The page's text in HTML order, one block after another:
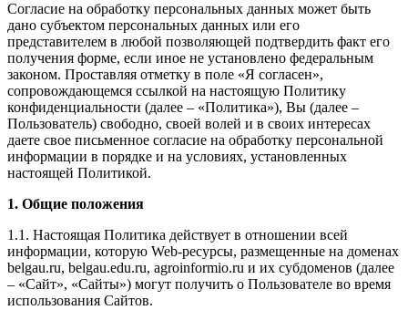
Согласие на обработку персональных данных может быть
дано субъектом персональных данных или его
представителем в любой позволяющей подтвердить факт его
получения форме, если иное не установлено федеральным
законом. Проставляя отметку в поле «Я согласен»,
сопровождающемся ссылкой на настоящую Политику
конфиденциальности (далее – «Политика»), Вы (далее –
Пользователь) свободно, своей волей и в своих интересах
даете свое письменное согласие на обработку персональной
информации в порядке и на условиях, установленных
настоящей Политикой.
1. Общие положения
1.1. Настоящая Политика действует в отношении всей
информации, которую Web-ресурсы, размещенные на доменах
belgau.ru, belgau.edu.ru, agroinformio.ru и их субдоменов (далее
– «Сайт», «Сайты») могут получить о Пользователе во время
использования Сайтов.